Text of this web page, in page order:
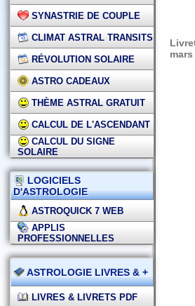
SYNASTRIE DE COUPLE
CLIMAT ASTRAL TRANSITS
RÉVOLUTION SOLAIRE
ASTRO CADEAUX
THÈME ASTRAL GRATUIT
CALCUL DE L'ASCENDANT
CALCUL DU SIGNE
SOLAIRE
LOGICIELS
D'ASTROLOGIE
ASTROQUICK 7 WEB
APPLIS
PROFESSIONNELLES
ASTROLOGIE LIVRES & +
LIVRES & LIVRETS PDF
mars